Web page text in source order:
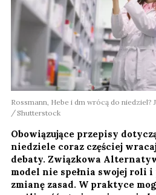
Rossmann, Hebe i dm wrócą do
Shutterstock
Obowiązujące przepisy
niedziele coraz częściej
debaty. Związkowa
model nie spełnia swojej roli
zmianę zasad. W praktyce